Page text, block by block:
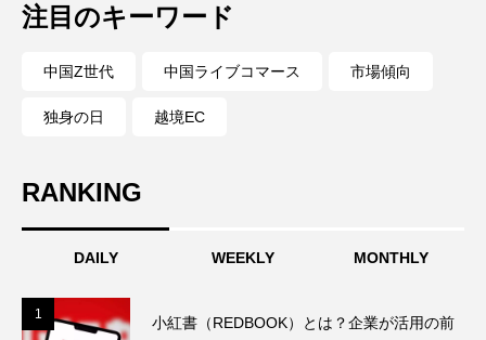
注目のキーワード
中国Z世代 中国ライブコマース 市場傾向
独身の日 越境EC
RANKING
DAILY WEEKLY MONTHLY
1
小紅書（REDBOOK）とは？企業が活用の前